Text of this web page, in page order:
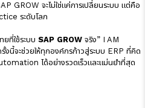
GROW จะไม่ใช่แค่การเปลี่ยนระบบ แต่คือ
ระดับโลก
ยที่ใช้ระบบ SAP GROW จริง” I AM
นี้จะช่วยให้ทุกองค์กรก้าวสู่ระบบ ERP ที่คิด
ได้อย่างรวดเร็วและแม่นยำที่สุด